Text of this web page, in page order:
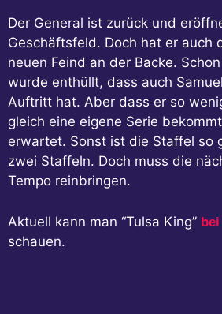
Der General ist zurück und
Geschäftsfeld. Doch hat er auch
neuen Feind an der Backe.
wurde enthüllt, dass auch
Auftritt hat. Aber dass er so
gleich eine eigene Serie
erwartet. Sonst ist die Staffel so
zwei Staffeln. Doch muss die
Tempo reinbringen.
Aktuell kann man “Tulsa King”
schauen.